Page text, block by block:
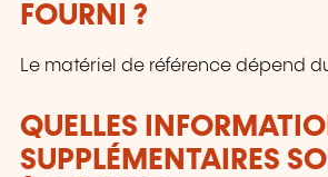
FOURNI ?
Le matériel de référence dépend
QUELLES
SUPPLÉMENTAIRES